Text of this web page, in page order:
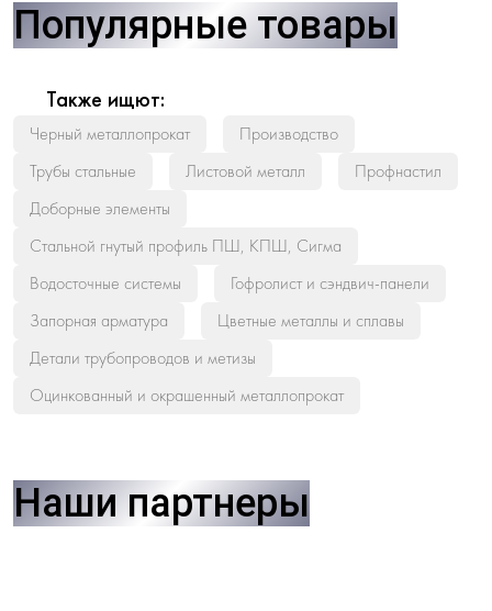
Популярные товары
Также ищют:
Черный металлопрокат
Производство
Трубы стальные
Листовой металл
Профнастил
Доборные элементы
Стальной гнутый профиль ПШ, КПШ, Сигма
Водосточные системы
Гофролист и сэндвич-панели
Запорная арматура
Цветные металлы и сплавы
Детали трубопроводов и метизы
Оцинкованный и окрашенный металлопрокат
Наши партнеры